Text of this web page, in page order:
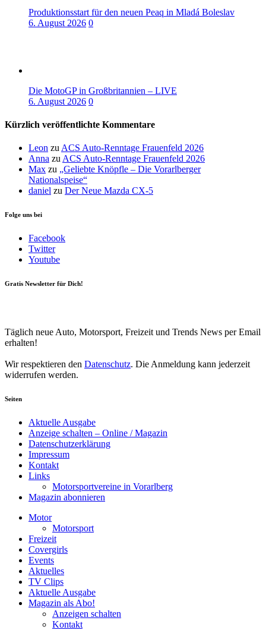
Produktionsstart für den neuen Peaq in Mladá Boleslav
6. August 2026 0
Die MotoGP in Großbritannien – LIVE
6. August 2026 0
Kürzlich veröffentlichte Kommentare
Leon zu ACS Auto-Renntage Frauenfeld 2026
Anna zu ACS Auto-Renntage Frauenfeld 2026
Max zu „Geliebte Knöpfle – Die Vorarlberger
Nationalspeise“
daniel zu Der Neue Mazda CX-5
Folge uns bei
Facebook
Twitter
Youtube
Gratis Newsletter für Dich!
Täglich neue Auto, Motorsport, Freizeit und Trends News per Email
erhalten!
Wir respektieren den Datenschutz. Die Anmeldung kann jederzeit
widerrufen werden.
Seiten
Aktuelle Ausgabe
Anzeige schalten – Online / Magazin
Datenschutzerklärung
Impressum
Kontakt
Links
Motorsportvereine in Vorarlberg
Magazin abonnieren
Motor
Motorsport
Freizeit
Covergirls
Events
Aktuelles
TV Clips
Aktuelle Ausgabe
Magazin als Abo!
Anzeigen schalten
Kontakt